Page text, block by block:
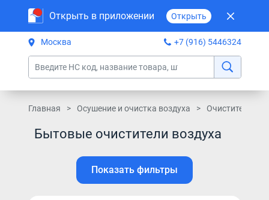
Открыть в приложении Открыть
Москва +7 (916) 5446324
Главная Осушение и очистка воздуха Очистители
Бытовые очистители воздуха
Показать фильтры